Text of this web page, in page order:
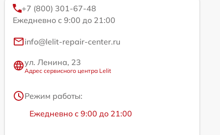
+7 (800) 301-67-48
Ежедневно с 9:00 до 21:00
info@lelit-repair-center.ru
ул. Ленина, 23
Адрес сервисного центра Lelit
Режим работы:
Ежедневно с 9:00 до 21:00